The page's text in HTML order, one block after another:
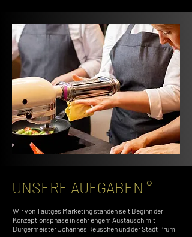
UNSERE AUFGABEN °
Wir von Tautges Marketing standen seit Beginn der
Konzeptionsphase in sehr engem Austausch mit
BürgermeisterJohannes Reuschen und der Stadt Prüm,